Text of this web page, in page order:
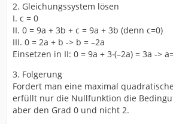
2. Gleichungssystem lösen
I. c = 0
II. 0 = 9a + 3b + c = 9a + 3b (denn c=0)
III. 0 = 2a + b -> b = –2a
Einsetzen in II: 0 = 9a + 3∙(–2a) = 3a ->
3. Folgerung
Fordert man eine maximal
erfüllt nur die Nullfunktion die
aber den Grad 0 und nicht 2.